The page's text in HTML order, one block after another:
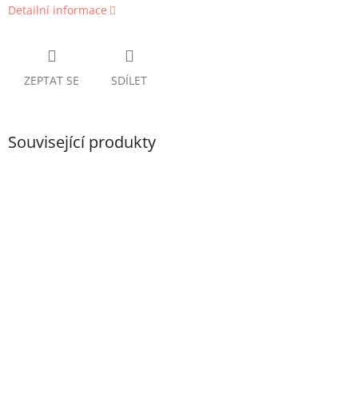
Detailní informace
ZEPTAT SE SDÍLET
Související produkty